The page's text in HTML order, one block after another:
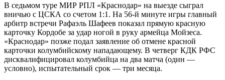
В седьмом туре МИР РПЛ «Краснодар» на выезде сыграл
вничью с ЦСКА со счетом 1:1. На 56‑й минуте игры главный
арбитр встречи Рафаэль Шафеев показал прямую красную
карточку Кордобе за удар ногой в руку армейца Мойзеса.
«Краснодар» позже подал заявление об отмене красной
карточки колумбийскому нападающему. В четверг КДК РФС
дисквалифицировал колумбийца на два матча (один —
условно), испытательный срок — три месяца.